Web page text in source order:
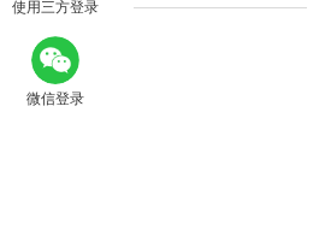
使用三方登录
微信登录